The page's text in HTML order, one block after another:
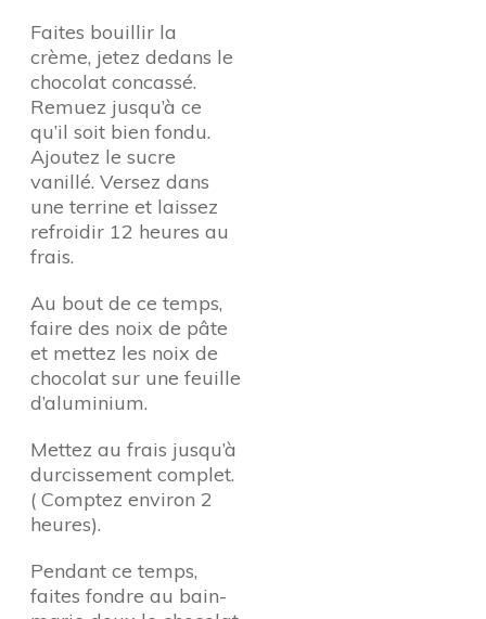
Faites bouillir la
crème, jetez dedans le
chocolat concassé.
Remuez jusqu’à ce
qu’il soit bien fondu.
Ajoutez le sucre
vanillé. Versez dans
une terrine et laissez
refroidir 12 heures au
frais.
Au bout de ce temps,
faire des noix de pâte
et mettez les noix de
chocolat sur une feuille
d’aluminium.
Mettez au frais jusqu’à
durcissement complet.
( Comptez environ 2
heures).
Pendant ce temps,
faites fondre au bain-